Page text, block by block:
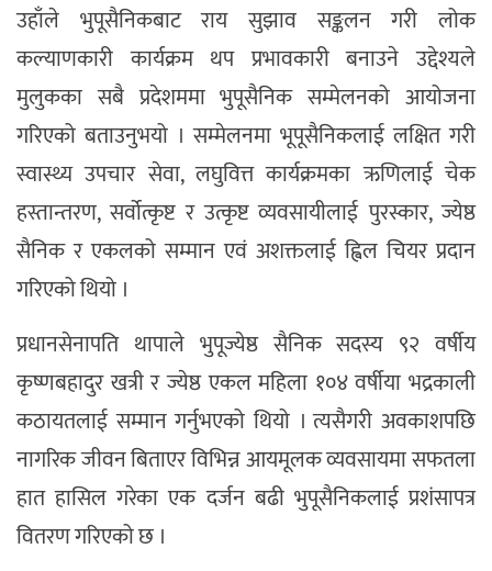
उहाँले भुपूसैनिकबाट राय सुझाव सङ्कलन गरी लोक
कल्याणकारी कार्यक्रम थप प्रभावकारी बनाउने उद्देश्यले
मुलुकका सबै प्रदेशममा भुपूसैनिक सम्मेलनको आयोजना
गरिएको बताउनुभयो । सम्मेलनमा भूपूसैनिकलाई लक्षित गरी
स्वास्थ्य उपचार सेवा, लघुवित्त कार्यक्रमका ऋणिलाई चेक
हस्तान्तरण, सर्वोत्कृष्ट र उत्कृष्ट व्यवसायीलाई पुरस्कार, ज्येष्ठ
सैनिक र एकलको सम्मान एवं अशक्तलाई ह्विल चियर प्रदान
गरिएको थियो ।
प्रधानसेनापति थापाले भुपूज्येष्ठ सैनिक सदस्य ९२ वर्षीय
कृष्णबहादुर खत्री र ज्येष्ठ एकल महिला १०४ वर्षीया भद्रकाली
कठायतलाई सम्मान गर्नुभएको थियो । त्यसैगरी अवकाशपछि
नागरिक जीवन बिताएर विभिन्न आयमूलक व्यवसायमा सफतला
हात हासिल गरेका एक दर्जन बढी भुपूसैनिकलाई प्रशंसापत्र
वितरण गरिएको छ ।